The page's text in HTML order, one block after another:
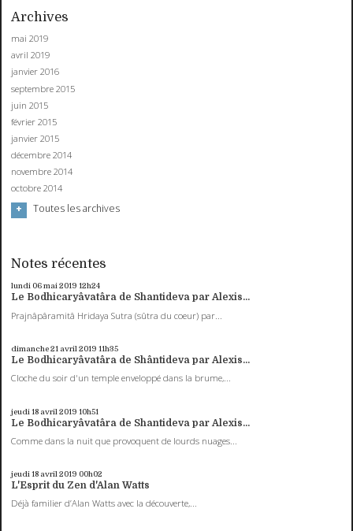
Archives
mai 2019
avril 2019
janvier 2016
septembre 2015
juin 2015
février 2015
janvier 2015
décembre 2014
novembre 2014
octobre 2014
Toutes les archives
Notes récentes
lundi 06mai 2019 12h24
Le Bodhicaryâvatâra de Shantideva par Alexis...
Prajnâpâramitâ Hridaya Sutra (sûtra du coeur) par...
dimanche 21 avril 2019 11h35
Le Bodhicaryâvatâra de Shântideva par Alexis...
Cloche du soir d'un temple enveloppé dans la brume,...
jeudi 18 avril 2019 10h51
Le Bodhicaryâvatâra de Shantideva par Alexis...
Comme dans la nuit que provoquent de lourds nuages...
jeudi 18 avril 2019 00h02
L'Esprit du Zen d'Alan Watts
Déjà familier d’Alan Watts avec la découverte,...